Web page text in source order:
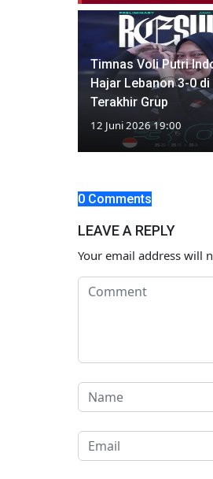
Timnas Voli Putri
Hajar Lebanon 3-0 di
Terakhir Grup
12 Juni 2026 19:00
0 Comments
LEAVE A REPLY
Your email address will